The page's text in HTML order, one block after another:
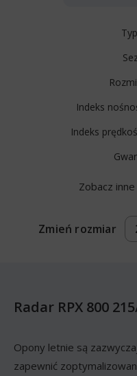
Indeks
Indeks
Zobacz
Zmień rozmiar
Radar RPX 800
Opony letnie są
zapewnić